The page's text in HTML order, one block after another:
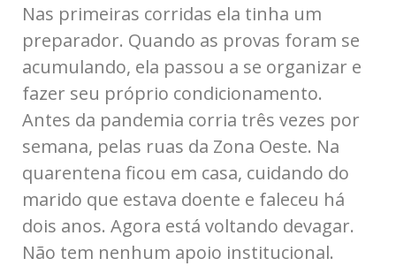
Nas primeiras corridas ela tinha um
preparador. Quando as provas foram se
acumulando, ela passou a se organizar e
fazer seu próprio condicionamento.
Antes da pandemia corria três vezes por
semana, pelas ruas da Zona Oeste. Na
quarentena ficou em casa, cuidando do
marido que estava doente e faleceu há
dois anos. Agora está voltando devagar.
Não tem nenhum apoio institucional.